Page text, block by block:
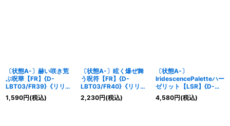
〔状態A-〕赫い咲き荒
ぶ呪華【FR】{D-
LBT03/FR39}《リリカ
ルモナステリオ》
1,590円(税込)
〔状態A-〕眩く爆ぜ舞
う呪符【FR】{D-
LBT03/FR40}《リリカ
ルモナステリオ》
2,230円(税込)
〔状態A-〕
IridescencePaletteハー
ゼリット【LSR】{D-
LBT03/LSR01}《リリカ
ルモナステリオ》
4,580円(税込)